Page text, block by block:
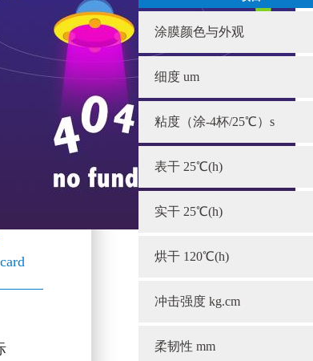
涂膜颜色与外观
细度 um
粘度（涂-4杯/25℃）s
表干 25℃(h)
实干 25℃(h)
烘干 120℃(h)
冲击强度 kg.cm
柔韧性 mm